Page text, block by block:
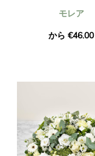
モレア
から €46.00